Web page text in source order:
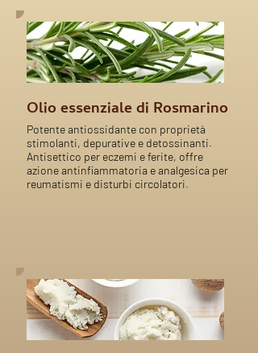
Olio essenziale di Rosmarino
Potente antiossidante con proprietà
stimolanti, depurative e detossinanti.
Antisettico per eczemi e ferite, offre
azione antinfiammatoria e analgesica per
reumatismi e disturbi circolatori.